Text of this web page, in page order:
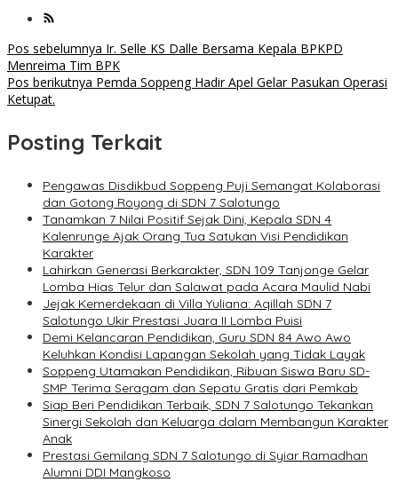
Navigasi
pos
Pos sebelumnya Ir. Selle KS Dalle Bersama Kepala BPKPD
Menreima Tim BPK
Pos berikutnya Pemda Soppeng Hadir Apel Gelar Pasukan Operasi
Ketupat.
Posting Terkait
Pengawas Disdikbud Soppeng Puji Semangat Kolaborasi
dan Gotong Royong di SDN 7 Salotungo
Tanamkan 7 Nilai Positif Sejak Dini, Kepala SDN 4
Kalenrunge Ajak Orang Tua Satukan Visi Pendidikan
Karakter
Lahirkan Generasi Berkarakter, SDN 109 Tanjonge Gelar
Lomba Hias Telur dan Salawat pada Acara Maulid Nabi
Jejak Kemerdekaan di Villa Yuliana: Aqillah SDN 7
Salotungo Ukir Prestasi Juara II Lomba Puisi
Demi Kelancaran Pendidikan, Guru SDN 84 Awo Awo
Keluhkan Kondisi Lapangan Sekolah yang Tidak Layak
Soppeng Utamakan Pendidikan, Ribuan Siswa Baru SD-
SMP Terima Seragam dan Sepatu Gratis dari Pemkab
Siap Beri Pendidikan Terbaik, SDN 7 Salotungo Tekankan
Sinergi Sekolah dan Keluarga dalam Membangun Karakter
Anak
Prestasi Gemilang SDN 7 Salotungo di Syiar Ramadhan
Alumni DDI Mangkoso